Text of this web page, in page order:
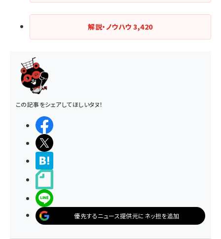
解説・ノウハウ3,420
この記事をシェアしてほしいタヌ！
優先するニュース提供元にネッ担を追加